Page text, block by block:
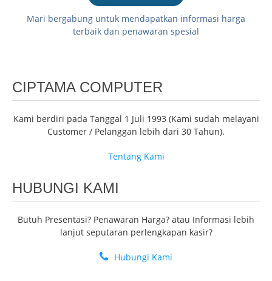
Mari bergabung untuk mendapatkan informasi harga
terbaik dan penawaran spesial
CIPTAMA COMPUTER
Kami berdiri pada Tanggal 1 Juli 1993 (Kami sudah melayani
Customer / Pelanggan lebih dari 30 Tahun).
Tentang Kami
HUBUNGI KAMI
Butuh Presentasi? Penawaran Harga? atau Informasi lebih
lanjut seputaran perlengkapan kasir?
Hubungi Kami